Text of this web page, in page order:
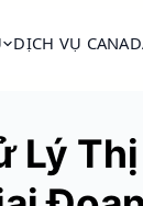
DỊCH VỤ
Lý